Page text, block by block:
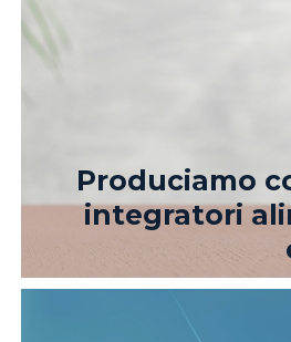
Produciamo
integratori